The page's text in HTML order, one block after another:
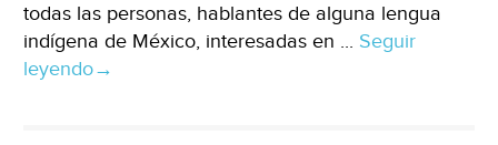
todas las personas, hablantes de alguna lengua
indígena de México, interesadas en ... Seguir
leyendo→